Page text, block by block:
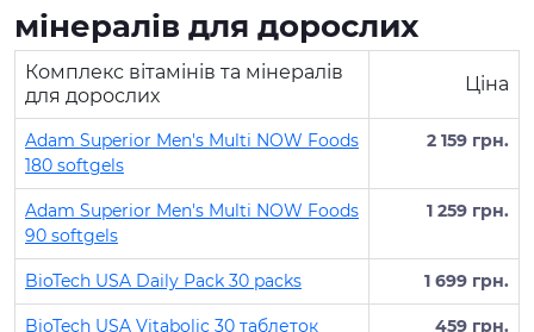
мінералів для дорослих
Комплекс вітамінів та мінералів
для дорослих
Ціна
Adam Superior Men's Multi NOW Foods
180 softgels
2 159 грн.
Adam Superior Men's Multi NOW Foods
90 softgels
1 259 грн.
BioTech USA Daily Pack 30 packs 1 699 грн.
BioTech USA Vitabolic 30 таблеток 459 грн.